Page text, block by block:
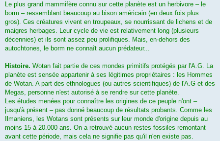
Le plus grand mammifère connu sur cette planète est un herbivore – le
borm – ressemblant beaucoup au bison américain (en deux fois plus
gros). Ces créatures vivent en troupeaux, se nourrissant de lichens et de
maigres herbages. Leur cycle de vie est relativement long (plusieurs
décennies) et ils sont assez peu prolifiques. Mais, en-dehors des
autochtones, le borm ne connaît aucun prédateur...
Histoire. Wotan fait partie de ces mondes primitifs protégés par l'A.G. La
planète est sensée appartenir à ses légitimes propriétaires : les Hommes
de Wotan. A part des ethnologues (ou autres scientifiques) de l'A.G et des
Megas, personne n'est autorisé à se rendre sur cette planète.
Les études menées pour connaître les origines de ce peuple n'ont –
jusqu'à présent – pas donné beaucoup de résultats probants. Comme les
Ilmaniens, les Wotans sont présents sur leur monde d'origine depuis au
moins 15 à 20.000 ans. On a retrouvé aucun restes fossiles remontant
avant cette période, mais cela ne signifie pas qu'il n'en existe pas.